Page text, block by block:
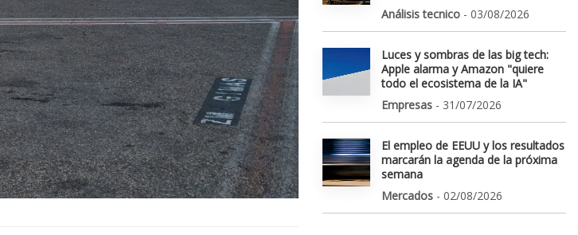
Análisis tecnico - 03/08/2026
Luces y sombras de las big tech:
Apple alarma y Amazon "quiere
todo el ecosistema de la IA"
Empresas - 31/07/2026
El empleo de EEUU y los resultados
marcarán la agenda de la próxima
semana
Mercados - 02/08/2026